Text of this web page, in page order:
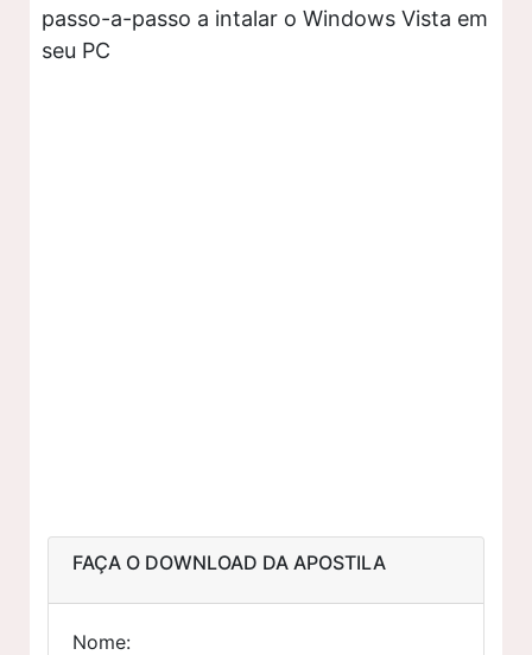
passo-a-passo a intalar o Windows Vista em
seu PC
FAÇA O DOWNLOAD DA APOSTILA
Nome: